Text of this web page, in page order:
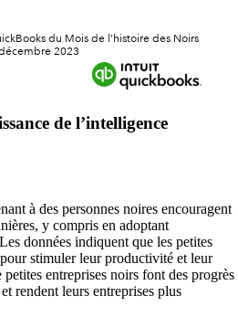
de l’intelligence
à des personnes noires encouragent
y compris en adoptant
données indiquent que les petites
stimuler leur productivité et leur
entreprises noirs font des progrès
rendent leurs entreprises plus